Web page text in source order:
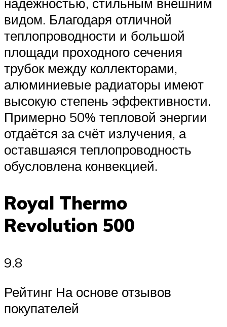
видом. Благодаря отличной
теплопроводности и большой
площади проходного сечения
трубок между коллекторами,
алюминиевые радиаторы имеют
высокую степень эффективности.
Примерно 50% тепловой энергии
отдаётся за счёт излучения, а
оставшаяся теплопроводность
обусловлена конвекцией.
Royal Thermo
Revolution 500
9.8
Рейтинг На основе отзывов
покупателей